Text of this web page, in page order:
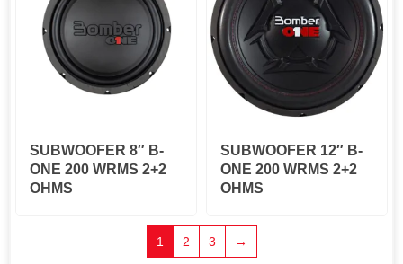
SUBWOOFER 8″ B-
ONE 200 WRMS 2+2
OHMS
SUBWOOFER 12″ B-
ONE 200 WRMS 2+2
OHMS
1 2 3 →